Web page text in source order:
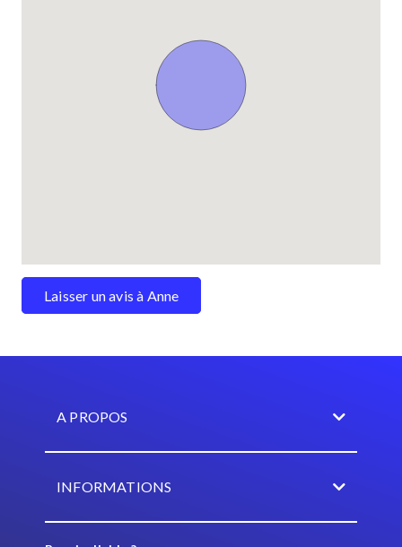
Laisser un avis à Anne
A PROPOS
INFORMATIONS